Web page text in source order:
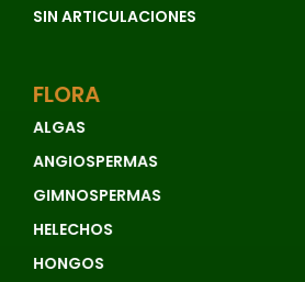
SIN ARTICULACIONES
FLORA
ALGAS
ANGIOSPERMAS
GIMNOSPERMAS
HELECHOS
HONGOS